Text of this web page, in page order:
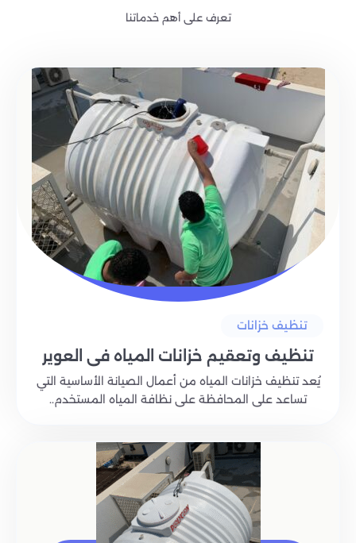
تعرف على أهم خدماتنا
تنظيف خزانات
تنظيف وتعقيم خزانات المياه في العوير
يُعد تنظيف خزانات المياه من أعمال الصيانة الأساسية التي
تساعد على المحافظة على نظافة المياه المستخدم..